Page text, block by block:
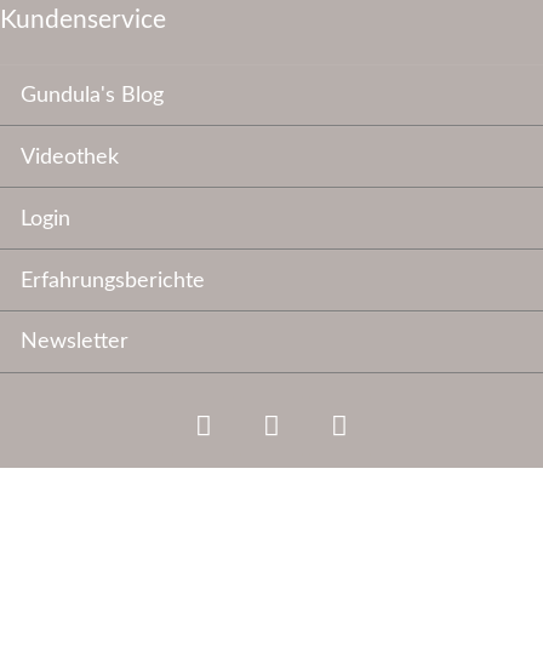
Kundenservice
Gundula's Blog
Videothek
Login
Erfahrungsberichte
Newsletter